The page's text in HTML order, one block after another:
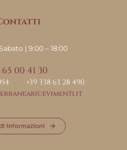
| 9:00 – 18:00
00 41 30
+39 338 63 28 490
informazioni